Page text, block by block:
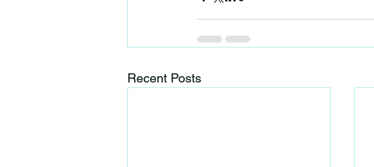
Recent Posts